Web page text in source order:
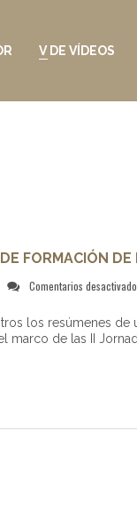
V DE VÍDEOS
FORMACIÓN
Comentarios
los resúmenes de
marco de las II